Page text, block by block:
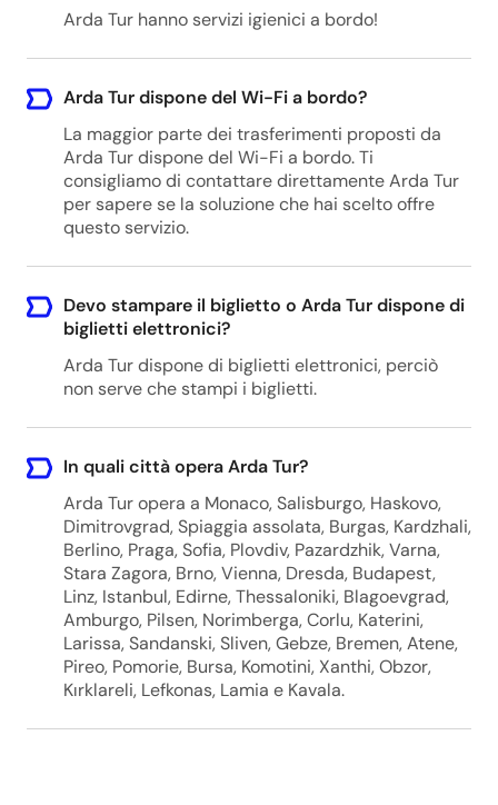
Arda Tur hanno servizi igienici a bordo!
Arda Tur dispone del Wi-Fi a bordo?
La maggior parte dei trasferimenti proposti da
Arda Tur dispone del Wi-Fi a bordo. Ti
consigliamo di contattare direttamente Arda Tur
per sapere se la soluzione che hai scelto offre
questo servizio.
Devo stampare il biglietto o Arda Tur dispone di
biglietti elettronici?
Arda Tur dispone di biglietti elettronici, perciò
non serve che stampi i biglietti.
In quali città opera Arda Tur?
Arda Tur opera a Monaco, Salisburgo, Haskovo,
Dimitrovgrad, Spiaggia assolata, Burgas, Kardzhali,
Berlino, Praga, Sofia, Plovdiv, Pazardzhik, Varna,
Stara Zagora, Brno, Vienna, Dresda, Budapest,
Linz, Istanbul, Edirne, Thessaloniki, Blagoevgrad,
Amburgo, Pilsen, Norimberga, Corlu, Katerini,
Larissa, Sandanski, Sliven, Gebze, Bremen, Atene,
Pireo, Pomorie, Bursa, Komotini, Xanthi, Obzor,
Kırklareli, Lefkonas, Lamia e Kavala.